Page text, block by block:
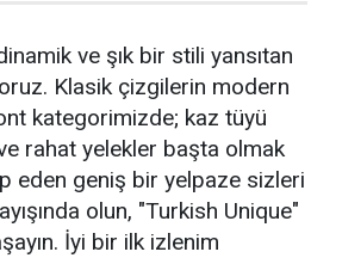
ve şık bir stili yansıtan
Klasik çizgilerin modern
kategorimizde; kaz tüyü
rahat yelekler başta olmak
eden geniş bir yelpaze sizleri
olun, "Turkish Unique"
İyi bir ilk izlenim